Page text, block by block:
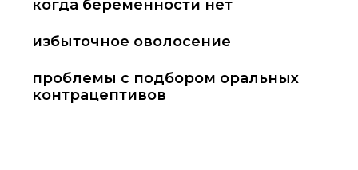
когда беременности нет
избыточное оволосение
проблемы с подбором оральных
контрацептивов